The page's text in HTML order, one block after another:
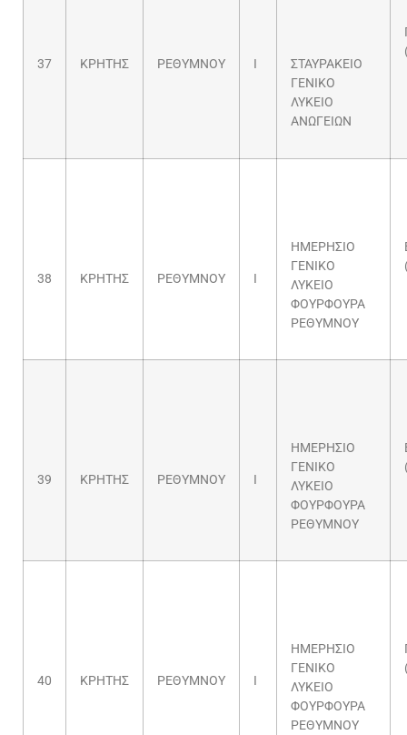
37 ΚΡΗΤΗΣ ΡΕΘΥΜΝΟΥ Ι
ΣΤΑΥΡΑΚΕΙΟ
ΓΕΝΙΚΟ
ΛΥΚΕΙΟ
ΑΝΩΓΕΙΩΝ
38 ΚΡΗΤΗΣ ΡΕΘΥΜΝΟΥ Ι
ΗΜΕΡΗΣΙΟ
ΓΕΝΙΚΟ
ΛΥΚΕΙΟ
ΦΟΥΡΦΟΥΡΑ
ΡΕΘΥΜΝΟΥ
39 ΚΡΗΤΗΣ ΡΕΘΥΜΝΟΥ Ι
ΗΜΕΡΗΣΙΟ
ΓΕΝΙΚΟ
ΛΥΚΕΙΟ
ΦΟΥΡΦΟΥΡΑ
ΡΕΘΥΜΝΟΥ
40 ΚΡΗΤΗΣ ΡΕΘΥΜΝΟΥ Ι
ΗΜΕΡΗΣΙΟ
ΓΕΝΙΚΟ
ΛΥΚΕΙΟ
ΦΟΥΡΦΟΥΡΑ
ΡΕΘΥΜΝΟΥ